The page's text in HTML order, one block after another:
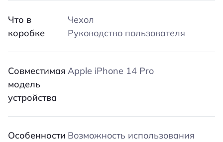
Что в
коробке
Чехол
Руководство пользователя
Совместимая
модель
устройства
Apple iPhone 14 Pro
Особенности Возможность использования